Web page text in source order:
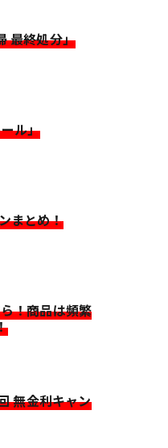
最終処分」
ル」
まとめ！
！商品は頻繁
無金利キャン